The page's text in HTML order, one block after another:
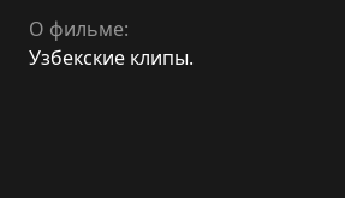
О фильме:
Узбекские клипы.